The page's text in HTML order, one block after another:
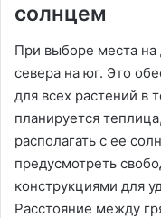
солнцем
При выборе места на
севера на юг. Это
для всех растений в
планируется
располагать с ее
предусмотреть
конструкциями для
Расстояние между